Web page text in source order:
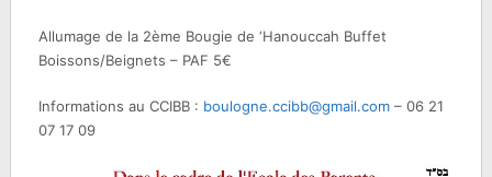
Allumage de la 2ème Bougie de ‘Hanouccah Buffet
Boissons/Beignets – PAF 5€
Informations au CCIBB : boulogne.ccibb@gmail.com– 06 21
07 17 09